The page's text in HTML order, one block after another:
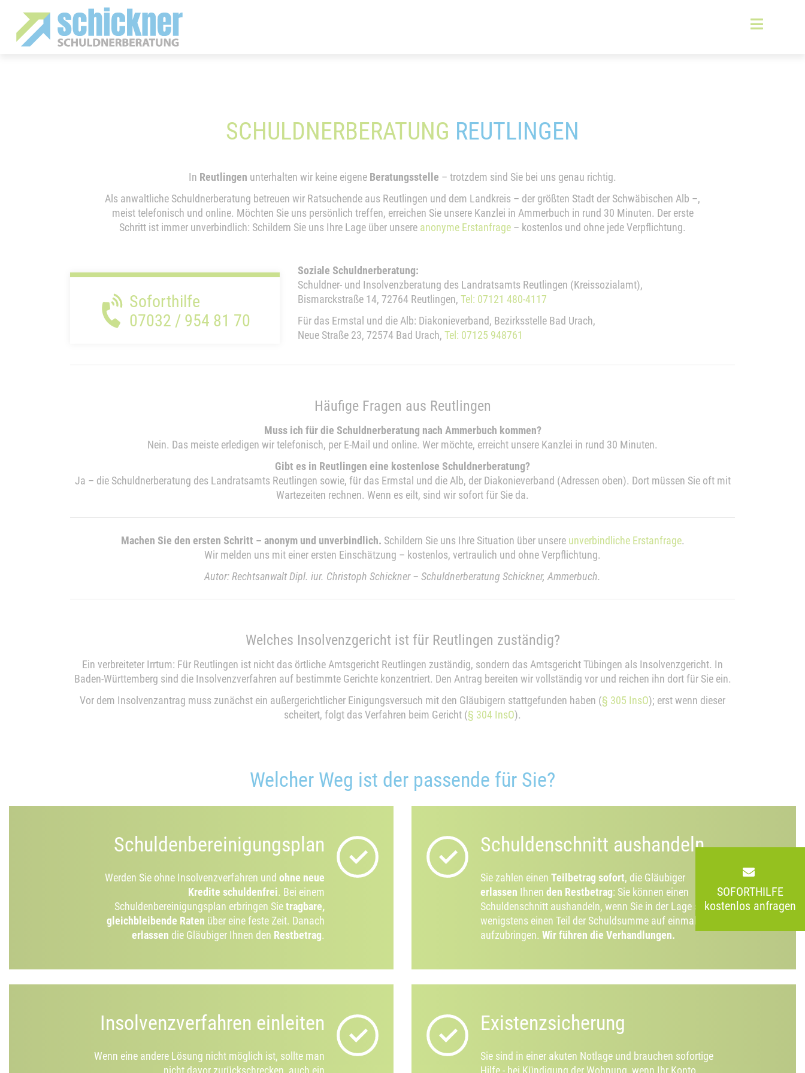
SOFORTHILFE
kostenlos anfragen
SCHULDNERBERATUNG REUTLINGEN
In Reutlingen unterhalten wir keine eigene Beratungsstelle – trotzdem sind Sie bei uns genau richtig.
Als anwaltliche Schuldnerberatung betreuen wir Ratsuchende aus Reutlingen und dem Landkreis – der größten Stadt der Schwäbischen Alb –,
meist telefonisch und online. Möchten Sie uns persönlich treffen, erreichen Sie unsere Kanzlei in Ammerbuch in rund 30 Minuten. Der erste
Schritt ist immer unverbindlich: Schildern Sie uns Ihre Lage über unsere anonyme Erstanfrage – kostenlos und ohne jede Verpflichtung.
Soforthilfe
07032 / 954 81 70
Soziale Schuldnerberatung:
Schuldner- und Insolvenzberatung des Landratsamts Reutlingen (Kreissozialamt),
Bismarckstraße 14, 72764 Reutlingen, Tel: 07121 480-4117
Für das Ermstal und die Alb: Diakonieverband, Bezirksstelle Bad Urach,
Neue Straße 23, 72574 Bad Urach, Tel: 07125 948761
Häufige Fragen aus Reutlingen
Muss ich für die Schuldnerberatung nach Ammerbuch kommen?
Nein. Das meiste erledigen wir telefonisch, per E-Mail und online. Wer möchte, erreicht unsere Kanzlei in rund 30 Minuten.
Gibt es in Reutlingen eine kostenlose Schuldnerberatung?
Ja – die Schuldnerberatung des Landratsamts Reutlingen sowie, für das Ermstal und die Alb, der Diakonieverband (Adressen oben). Dort müssen Sie oft mit
Wartezeiten rechnen. Wenn es eilt, sind wir sofort für Sie da.
Machen Sie den ersten Schritt – anonym und unverbindlich. Schildern Sie uns Ihre Situation über unsere unverbindliche Erstanfrage.
Wir melden uns mit einer ersten Einschätzung – kostenlos, vertraulich und ohne Verpflichtung.
Autor: Rechtsanwalt Dipl. iur. Christoph Schickner – Schuldnerberatung Schickner, Ammerbuch.
Welches Insolvenzgericht ist für Reutlingen zuständig?
Ein verbreiteter Irrtum: Für Reutlingen ist nicht das örtliche Amtsgericht Reutlingen zuständig, sondern das Amtsgericht Tübingen als Insolvenzgericht. In
Baden-Württemberg sind die Insolvenzverfahren auf bestimmte Gerichte konzentriert. Den Antrag bereiten wir vollständig vor und reichen ihn dort für Sie ein.
Vor dem Insolvenzantrag muss zunächst ein außergerichtlicher Einigungsversuch mit den Gläubigern stattgefunden haben (§ 305 InsO); erst wenn dieser
scheitert, folgt das Verfahren beim Gericht (§ 304 InsO).
Welcher Weg ist der passende für Sie?
Schuldenbereinigungsplan
Werden Sie ohne Insolvenzverfahren und ohne neue
Kredite schuldenfrei. Bei einem
Schuldenbereinigungsplan erbringen Sietragbare,
gleichbleibende Raten über eine feste Zeit. Danach
erlassen die Gläubiger Ihnen den Restbetrag.
Schuldenschnitt aushandeln
Sie zahlen einen Teilbetrag sofort, die Gläubiger
erlassen Ihnen den Restbetrag: Sie können einen
Schuldenschnitt aushandeln, wenn Sie in der Lage sind,
wenigstens einen Teil der Schuldsumme auf einmal
aufzubringen. Wir führen die Verhandlungen.
Insolvenzverfahren einleiten
Wenn eine andere Lösung nicht möglich ist, sollte man
nicht davor zurückschrecken, auch ein
Existenzsicherung
Sie sind in einer akuten Notlage und brauchen sofortige
Hilfe - bei Kündigung der Wohnung, wenn Ihr Konto